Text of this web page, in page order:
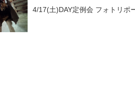
4/17(土)DAY定例会 フォトリポ